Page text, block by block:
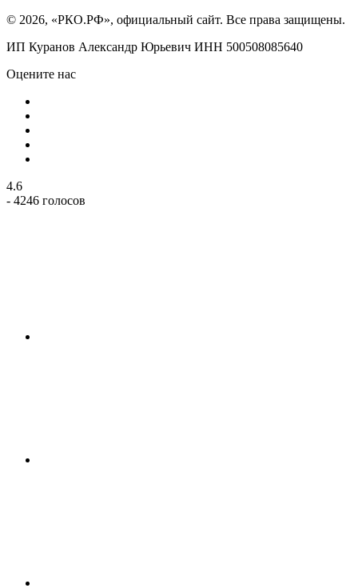
© 2026, «РКО.РФ», официальный сайт. Все права защищены.
ИП Куранов Александр Юрьевич ИНН 500508085640
Оцените нас
4.6
- 4246 голосов